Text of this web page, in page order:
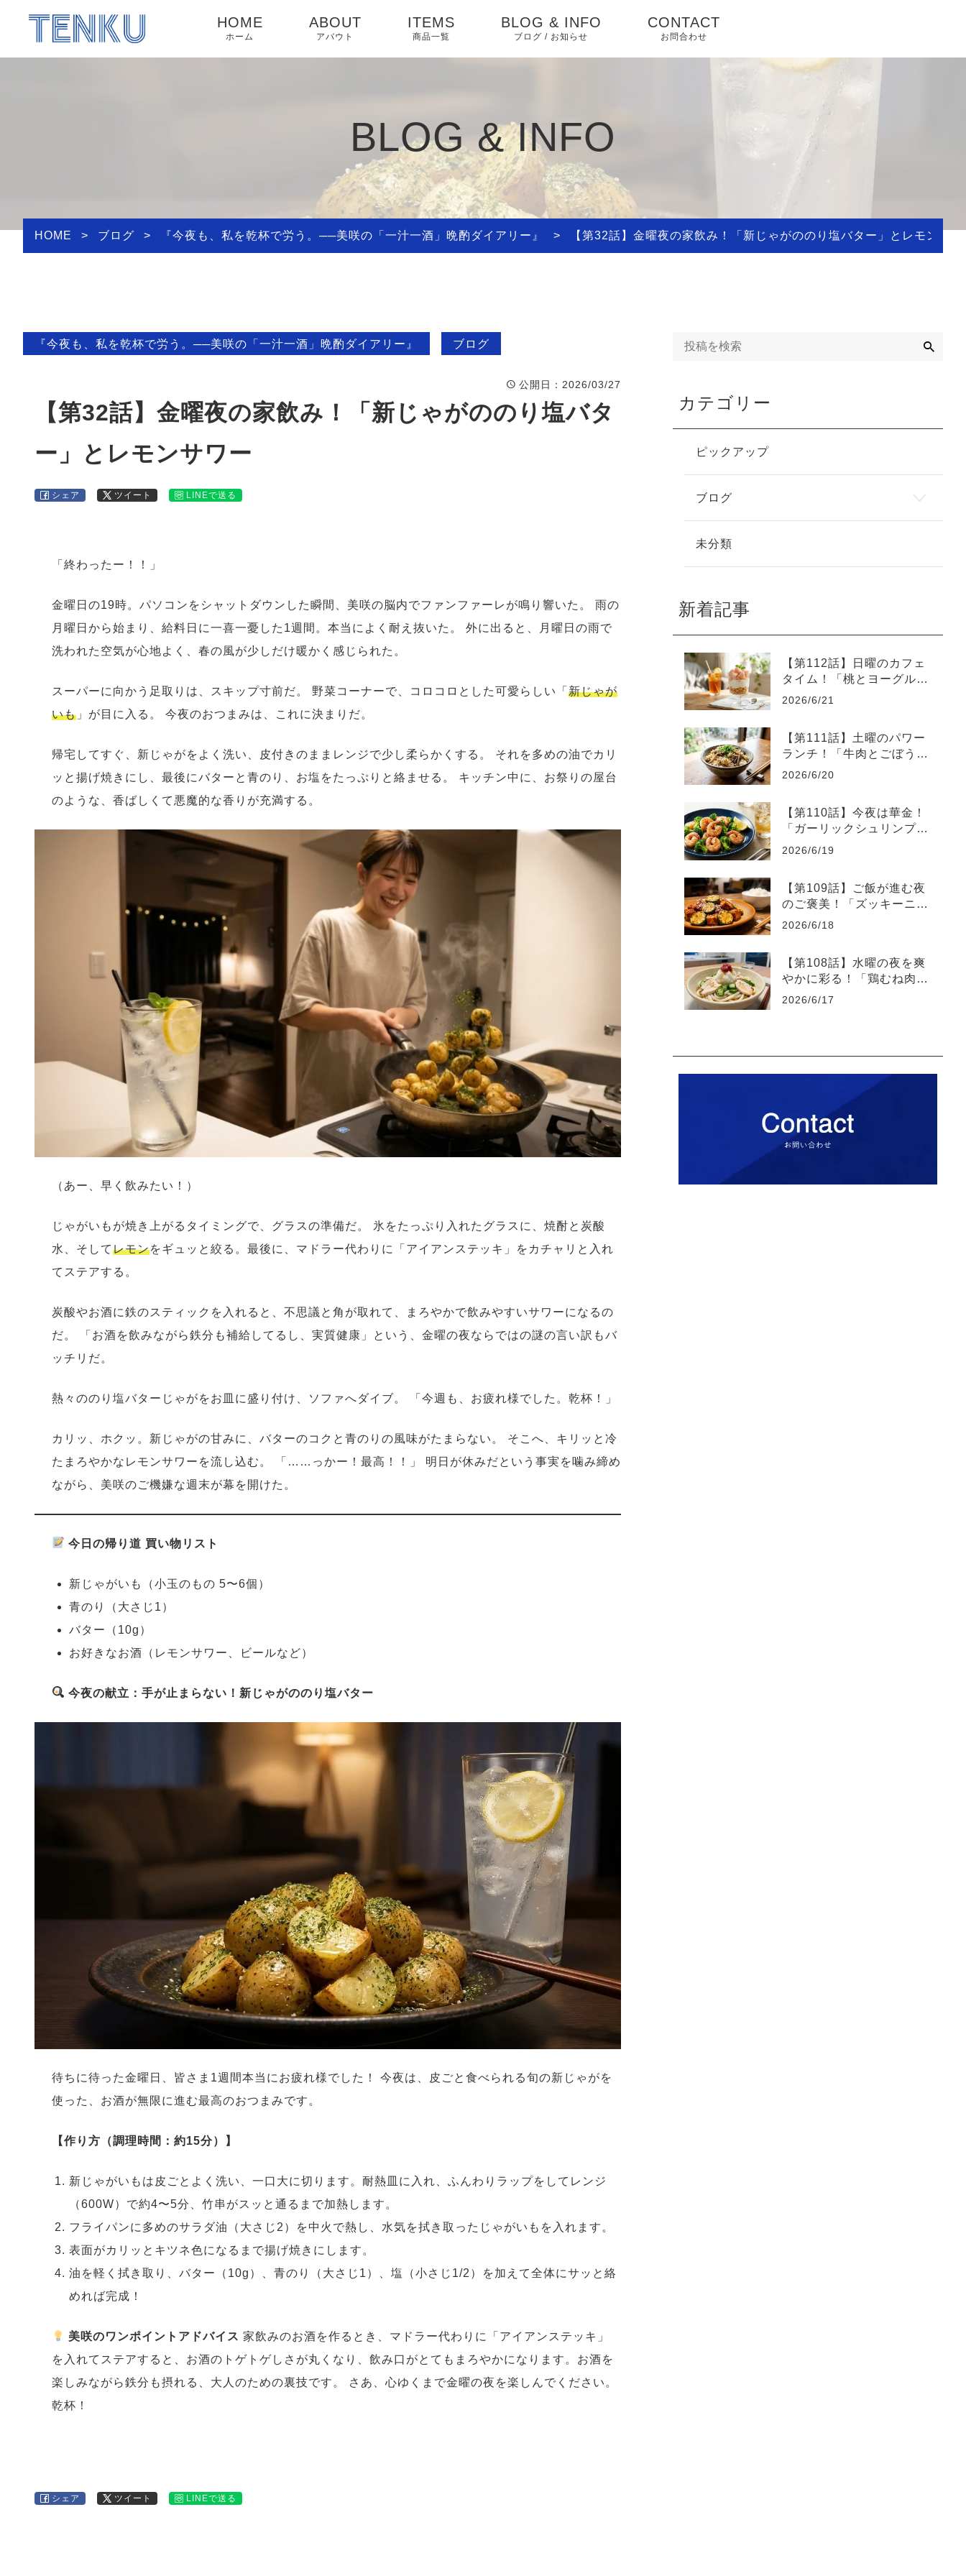
HOME
ホーム
ABOUT
アバウト
ITEMS
商品一覧
BLOG & INFO
ブログ / お知らせ
ピックアップ
CONTACT
お問合わせ
BLOG & INFO
HOME > ブログ > 『今夜も、私を乾杯で労う。──美咲の「一汁一酒」晩酌ダイアリー』 > 【第32話】金曜夜の家飲み！「新じゃがののり塩バター」とレモンサワ
『今夜も、私を乾杯で労う。──美咲の「一汁一酒」晩酌ダイアリー』 ブログ
公開日 ：2026/03/27
【第32話】金曜夜の家飲み！「新じゃがののり塩バタ
ー」とレモンサワー
シェア ツイート LINEで送る
「終わったー！！」
金曜日の19時。パソコンをシャットダウンした瞬間、美咲の脳内でファンファーレが鳴り響いた。 雨の
月曜日から始まり、給料日に一喜一憂した1週間。本当によく耐え抜いた。 外に出ると、月曜日の雨で
洗われた空気が心地よく、春の風が少しだけ暖かく感じられた。
スーパーに向かう足取りは、スキップ寸前だ。 野菜コーナーで、コロコロとした可愛らしい「 新じゃが
いも 」が目に入る。 今夜のおつまみは、これに決まりだ。
帰宅してすぐ、新じゃがをよく洗い、皮付きのままレンジで少し柔らかくする。 それを多めの油でカリ
ッと揚げ焼きにし、最後にバターと青のり、お塩をたっぷりと絡ませる。 キッチン中に、お祭りの屋台
のような、香ばしくて悪魔的な香りが充満する。
（あー、早く飲みたい！）
じゃがいもが焼き上がるタイミングで、グラスの準備だ。 氷をたっぷり入れたグラスに、焼酎と炭酸
水、そしてレモンをギュッと絞る。最後に、マドラー代わりに「アイアンステッキ」をカチャリと入れ
てステアする。
炭酸やお酒に鉄のスティックを入れると、不思議と角が取れて、まろやかで飲みやすいサワーになるの
だ。 「お酒を飲みながら鉄分も補給してるし、実質健康」という、金曜の夜ならではの謎の言い訳もバ
ッチリだ。
熱々ののり塩バターじゃがをお皿に盛り付け、ソファへダイブ。 「今週も、お疲れ様でした。乾杯！」
カリッ、ホクッ。新じゃがの甘みに、バターのコクと青のりの風味がたまらない。 そこへ、キリッと冷
たまろやかなレモンサワーを流し込む。 「……っかー！最高！！」 明日が休みだという事実を噛み締め
ながら、美咲のご機嫌な週末が幕を開けた。
今日の帰り道 買い物リスト
新じゃがいも（小玉のもの 5〜6個）
青のり（大さじ1）
バター（10g）
お好きなお酒（レモンサワー、ビールなど）
今夜の献立：手が止まらない！新じゃがののり塩バター
待ちに待った金曜日、皆さま1週間本当にお疲れ様でした！ 今夜は、皮ごと食べられる旬の新じゃがを
使った、お酒が無限に進む最高のおつまみです。
【作り方（調理時間：約15分）】
新じゃがいもは皮ごとよく洗い、一口大に切ります。耐熱皿に入れ、ふんわりラップをしてレンジ
（600W）で約4〜5分、竹串がスッと通るまで加熱します。
フライパンに多めのサラダ油（大さじ2）を中火で熱し、水気を拭き取ったじゃがいもを入れます。
表面がカリッとキツネ色になるまで揚げ焼きにします。
油を軽く拭き取り、バター（10g）、青のり（大さじ1）、塩（小さじ1/2）を加えて全体にサッと絡
めれば完成！
美咲のワンポイントアドバイス 家飲みのお酒を作るとき、マドラー代わりに「アイアンステッキ」
を入れてステアすると、お酒のトゲトゲしさが丸くなり、飲み口がとてもまろやかになります。お酒を
楽しみながら鉄分も摂れる、大人のための裏技です。 さあ、心ゆくまで金曜の夜を楽しんでください。
乾杯！
シェア ツイート LINEで送る
カテゴリー
ピックアップ
ブログ
未分類
新着記事
【第112話】日曜のカフェ
タイム！「桃とヨーグルト
の爽やかグラスデザート」
2026/6/21
【第111話】土曜のパワー
ランチ！「牛肉とごぼうの
スタミナ炊き込みご飯」
2026/6/20
【第110話】今夜は華金！
「ガーリックシュリンプと
ブロッコリーのレモン炒
2026/6/19
【第109話】ご飯が進む夜
のご褒美！「ズッキーニと
厚揚げのピリ辛味噌炒め」
2026/6/18
【第108話】水曜の夜を爽
やかに彩る！「鶏むね肉と
オクラの梅おろしうどん」
2026/6/17